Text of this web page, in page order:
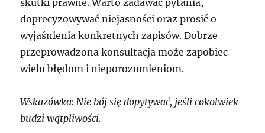
doprecyzowywać niejasności oraz prosić o
wyjaśnienia konkretnych zapisów. Dobrze
przeprowadzona konsultacja może zapobiec
wielu błędom i nieporozumieniom.
Wskazówka: Nie bój się dopytywać, jeśli cokolwiek
budzi wątpliwości.